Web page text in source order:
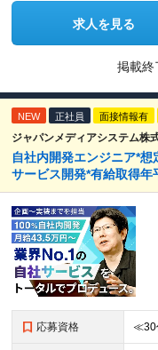
求人を見る
掲載終
NEW 正社員 面接情報有
ジャパンメディアシステム株
自社内開発エンジニア*
サービス開発*有給取得年
応募資格